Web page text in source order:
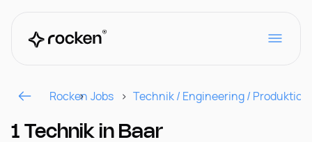
Für Arbeitgeber
Rocken Jobs Technik / Engineering / Produktion
1 Technik in Baar